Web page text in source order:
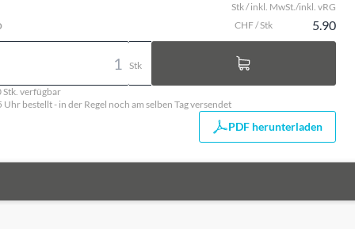
Stk / inkl. MwSt./inkl. vRG
CHF / Stk 5.90
Stk
Stk. verfügbar
Uhr bestellt - in der Regel noch am selben Tag versendet
PDF herunterladen